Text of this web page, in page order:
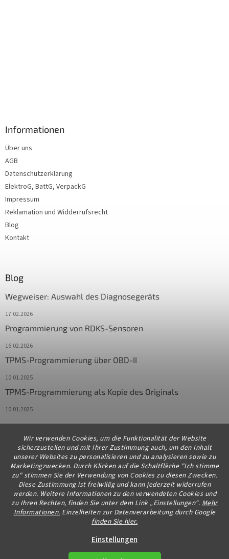
Wir verwenden Cookies, um die Funktionalität der Website
sicherzustellen und mit Ihrer Zustimmung auch, um den Inhalt
unserer Websites zu personalisieren und zu analysieren sowie zu
Marketingzwecken. Durch Klicken auf die Schaltfläche "Ich stimme
zu" stimmen Sie der Verwendung von Cookies zu diesen Zwecken.
Diese Zustimmung ist freiwillig und kann jederzeit widerrufen
werden. Weitere Informationen zu den verwendeten Cookies und
zu Ihren Rechten, finden Sie unter dem Link „Einstellungen“. Mehr
Informationen. Einzelheiten zur Datenverarbeitung durch Google
finden Sie hier.
Einstellungen
Informationen
Über uns
AGB
Datenschutzerklärung
ElektroG, BattG, VerpackG
Impressum
Reklamation und Widderrufsrecht
Blog
Kontakt
Blog
Wegweiser: Auswahl des Diagnosegeräts
17.02.2026
Programmierung von RDKS-Sensoren
16.02.2026
TPMS-Programmierung über OBD-II
10.01.2025
TPMS-Programmierung als Kopie des Originals
10.01.2025
Kontakt
info@diagstore.de
+491706654834
Erstellt von Shoptet Premium